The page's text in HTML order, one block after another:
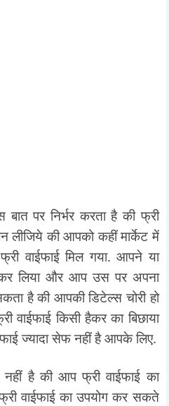
बात पर निर्भर करता है की फ्री
लीजिये की आपको कहीं मार्केट में
वाईफाई मिल गया. आपने या
लिया और आप उस पर अपना
है की आपकी डिटेल्स चोरी हो
वाईफाई किसी हैकर का बिछाया
ज्यादा सेफ नहीं है आपके लिए.
है की आप फ्री वाईफाई का
वाईफाई का उपयोग कर सकते